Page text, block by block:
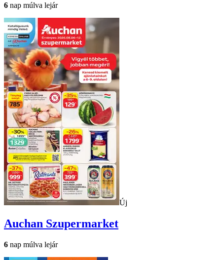
6 nap múlva lejár
Új
Auchan Szupermarket
6 nap múlva lejár